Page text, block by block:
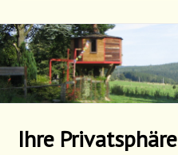
Ihre Privatsphäre